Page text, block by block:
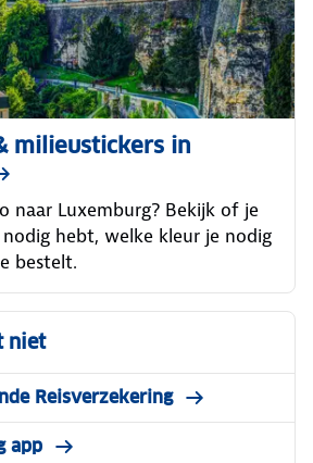
milieustickers in
naar Luxemburg? Bekijk of je
hebt, welke kleur je nodig
bestelt.
niet
Reisverzekering
app